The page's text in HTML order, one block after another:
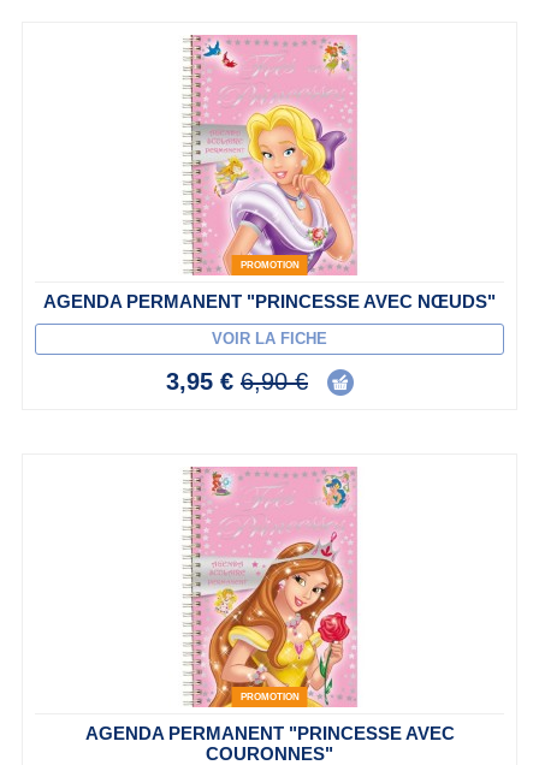
PROMOTION
AGENDA PERMANENT "PRINCESSE AVEC NŒUDS"
VOIR LA FICHE
3,95 € 6,90 €
PROMOTION
AGENDA PERMANENT "PRINCESSE AVEC
COURONNES"